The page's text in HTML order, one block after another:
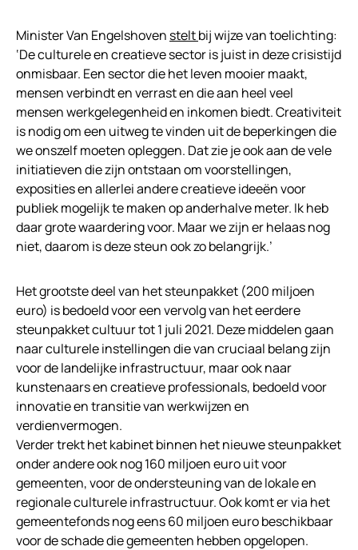
Minister Van Engelshoven steltbij wijze van toelichting:
‘De culturele en creatieve sector is juist in deze crisistijd
onmisbaar. Een sector die het leven mooier maakt,
mensen verbindt en verrast en die aan heel veel
mensen werkgelegenheid en inkomen biedt. Creativiteit
is nodig om een uitweg te vinden uit de beperkingen die
we onszelf moeten opleggen. Dat zie je ook aan de vele
initiatieven die zijn ontstaan om voorstellingen,
exposities en allerlei andere creatieve ideeën voor
publiek mogelijk te maken op anderhalve meter. Ik heb
daar grote waardering voor. Maar we zijn er helaas nog
niet, daarom is deze steun ook zo belangrijk.’
Het grootste deel van het steunpakket (200 miljoen
euro) is bedoeld voor een vervolg van het eerdere
steunpakket cultuur tot 1 juli 2021. Deze middelen gaan
naar culturele instellingen die van cruciaal belang zijn
voor de landelijke infrastructuur, maar ook naar
kunstenaars en creatieve professionals, bedoeld voor
innovatie en transitie van werkwijzen en
verdienvermogen.
Verder trekt het kabinet binnen het nieuwe steunpakket
onder andere ook nog 160 miljoen euro uit voor
gemeenten, voor de ondersteuning van de lokale en
regionale culturele infrastructuur. Ook komt er via het
gemeentefonds nog eens 60 miljoen euro beschikbaar
voor de schade die gemeenten hebben opgelopen.